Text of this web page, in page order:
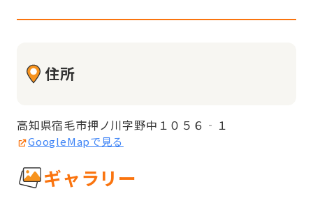
住所
高知県宿毛市押ノ川字野中１０５６‐１
GoogleMapで見る
ギャラリー